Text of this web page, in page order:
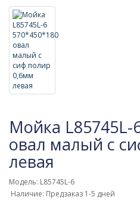
Мойка L85745L-
овал малый с
левая
Модель: L85745L-6
Наличие: Предзаказ 1-5 дней